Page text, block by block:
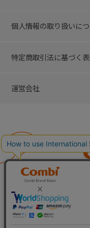
個人情報の取り扱いに
特定商取引法に基づく
運営会社
子育
ベビ